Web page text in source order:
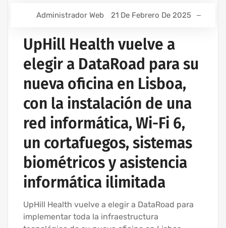
Administrador Web 21 De Febrero De 2025
UpHill Health vuelve a
elegir a DataRoad para su
nueva oficina en Lisboa,
con la instalación de una
red informática, Wi-Fi 6,
un cortafuegos, sistemas
biométricos y asistencia
informática ilimitada
UpHill Health vuelve a elegir a DataRoad para
implementar toda la infraestructura